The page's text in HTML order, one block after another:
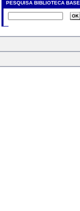
PESQUISA BIBLIOTECA BASE